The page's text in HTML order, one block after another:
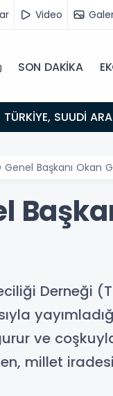
Video
SON DAKİKA
Genel Başkanı Okan
Derneği
ve
millet